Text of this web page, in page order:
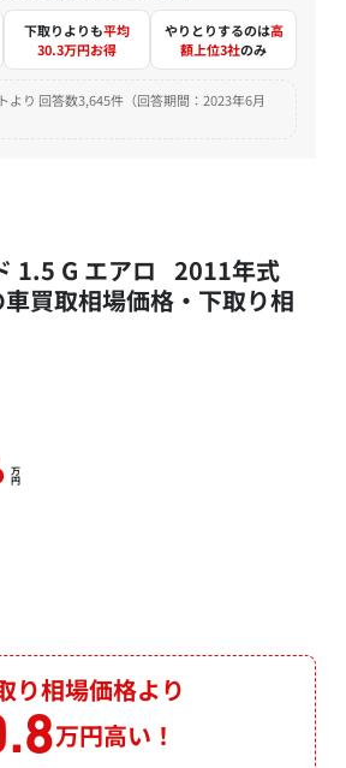
下取りよりも平均
30.3万円お得
やりとりするのは高
額上位3社のみ
り 回答数3,645件（回答期間：2023年6月
1.5 G エアロ 2011年式
買取相場価格・下取り相
万
円
り相場価格より
万円高い！